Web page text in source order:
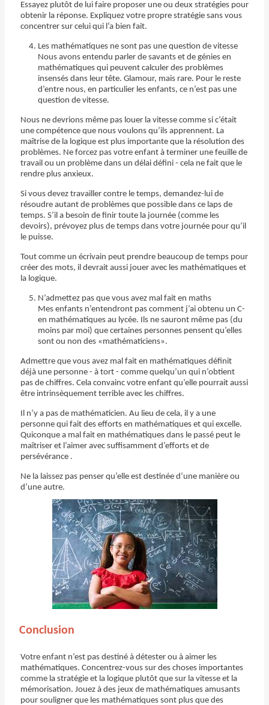
Essayez plutôt de lui faire proposer une ou deux stratégies pour
obtenir la réponse. Expliquez votre propre stratégie sans vous
concentrer sur celui qui l’a bien fait.
Les mathématiques ne sont pas une question de vitesse
Nous avons entendu parler de savants et de génies en
mathématiques qui peuvent calculer des problèmes
insensés dans leur tête. Glamour, mais rare. Pour le reste
d’entre nous, en particulier les enfants, ce n’est pas une
question de vitesse.
Nous ne devrions même pas louer la vitesse comme si c’était
une compétence que nous voulons qu’ils apprennent. La
maîtrise de la logique est plus importante que la résolution des
problèmes. Ne forcez pas votre enfant à terminer une feuille de
travail ou un problème dans un délai défini - cela ne fait que le
rendre plus anxieux.
Si vous devez travailler contre le temps, demandez-lui de
résoudre autant de problèmes que possible dans ce laps de
temps. S’il a besoin de finir toute la journée (comme les
devoirs), prévoyez plus de temps dans votre journée pour qu’il
le puisse.
Tout comme un écrivain peut prendre beaucoup de temps pour
créer des mots, il devrait aussi jouer avec les mathématiques et
la logique.
N’admettez pas que vous avez mal fait en maths
Mes enfants n’entendront pas comment j’ai obtenu un C-
en mathématiques au lycée. Ils ne sauront même pas (du
moins par moi) que certaines personnes pensent qu’elles
sont ou non des «mathématiciens».
Admettre que vous avez mal fait en mathématiques définit
déjà une personne - à tort - comme quelqu’un qui n’obtient
pas de chiffres. Cela convainc votre enfant qu’elle pourrait aussi
être intrinsèquement terrible avec les chiffres.
Il n’y a pas de mathématicien. Au lieu de cela, il y a une
personne qui fait des efforts en mathématiques et qui excelle.
Quiconque a mal fait en mathématiques dans le passé peut le
maîtriser et l’aimer avec suffisamment d’efforts et de
persévérance .
Ne la laissez pas penser qu’elle est destinée d’une manière ou
d’une autre.
Conclusion
Votre enfant n’est pas destiné à détester ou à aimer les
mathématiques. Concentrez-vous sur des choses importantes
comme la stratégie et la logique plutôt que sur la vitesse et la
mémorisation. Jouez à des jeux de mathématiques amusants
pour souligner que les mathématiques sont plus que des